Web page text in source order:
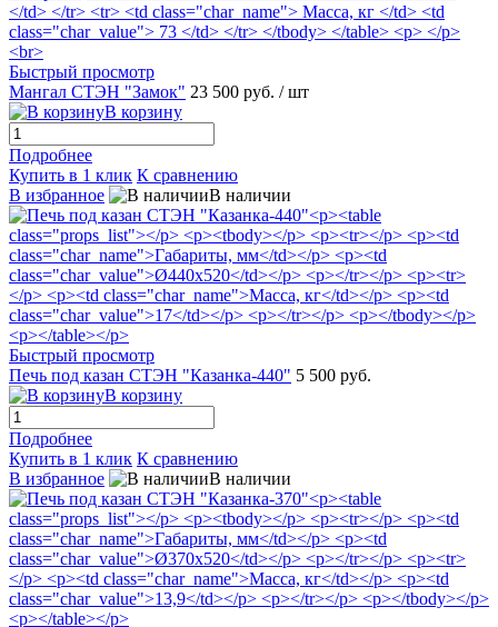
Быстрый просмотр
Мангал СТЭН "Замок" 23 500 руб. / шт
В корзину
Подробнее
Купить в 1 клик К сравнению
В избранное
В наличии
Быстрый просмотр
Печь под казан СТЭН "Казанка-440" 5 500 руб.
В корзину
Подробнее
Купить в 1 клик К сравнению
В избранное
В наличии